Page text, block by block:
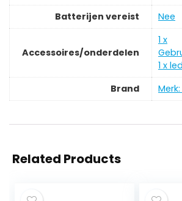
Batterijen vereist
‎Nee
Accessoires/onderdelen
‎1 x
1 x
Brand
Related Products